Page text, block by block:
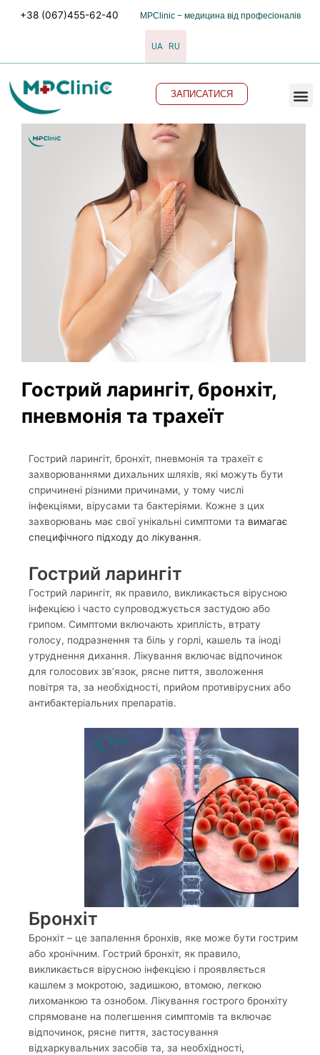
+38 (067)455-62-40 MPClinic − медицина від професіоналів
UA RU
ЗАПИСАТИСЯ
Гострий ларингіт, бронхіт,
пневмонія та трахеїт
Гострий ларингіт, бронхіт, пневмонія та трахеїт є
захворюваннями дихальних шляхів, які можуть бути
спричинені різними причинами, у тому числі
інфекціями, вірусами та бактеріями. Кожне з цих
захворювань має свої унікальні симптоми та вимагає
специфічного підходу до лікування.
Гострий ларингіт
Гострий ларингіт, як правило, викликається вірусною
інфекцією і часто супроводжується застудою або
грипом. Симптоми включають хриплість, втрату
голосу, подразнення та біль у горлі, кашель та іноді
утруднення дихання. Лікування включає відпочинок
для голосових зв’язок, рясне пиття, зволоження
повітря та, за необхідності, прийом противірусних або
антибактеріальних препаратів.
Бронхіт
Бронхіт – це запалення бронхів, яке може бути гострим
або хронічним. Гострий бронхіт, як правило,
викликається вірусною інфекцією і проявляється
кашлем з мокротою, задишкою, втомою, легкою
лихоманкою та ознобом. Лікування гострого бронхіту
спрямоване на полегшення симптомів та включає
відпочинок, рясне пиття, застосування
відхаркувальних засобів та, за необхідності,